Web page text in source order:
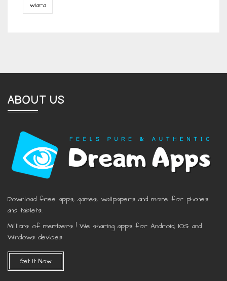
wiara
ABOUT US
Download free apps, games, wallpapers and more for phones
and tablets.
Millions of members ! We sharing apps for Android, IOS and
Windows devices
Get It Now